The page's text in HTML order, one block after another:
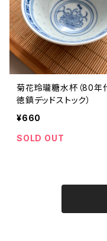
菊花玲瓏糖水杯（80年
徳鎮デッドストック）
¥660
SOLD OUT